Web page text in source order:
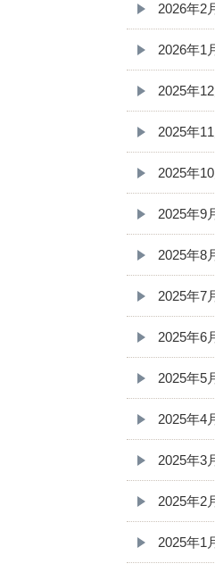
2026年2
2026年1
2025年
2025年
2025年
2025年9
2025年8
2025年7
2025年6
2025年5
2025年4
2025年3
2025年2
2025年1